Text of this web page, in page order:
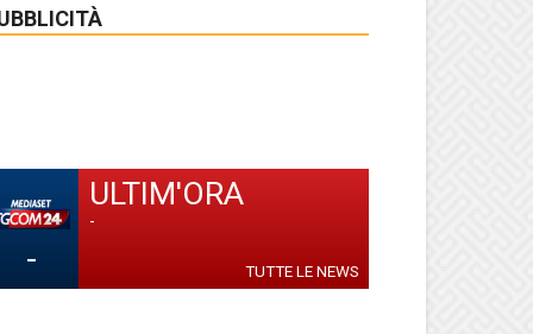
-
ULTIM'ORA
-
TUTTE LE NEWS